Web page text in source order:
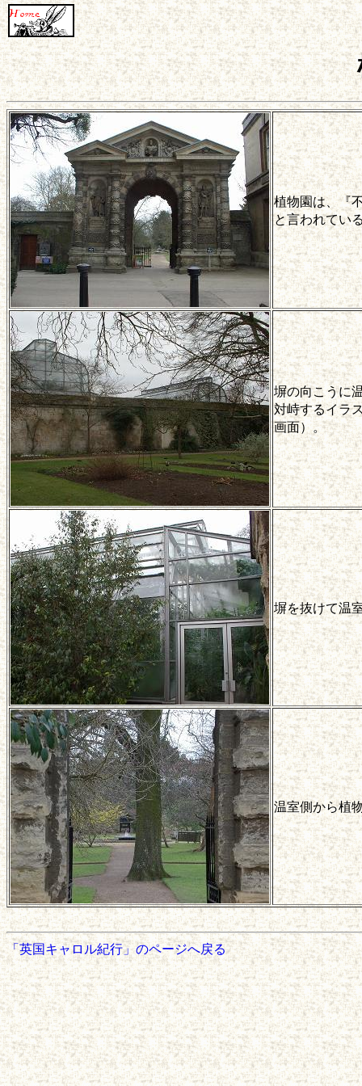
植物園は、『
と言われてい
塀の向こうに
対峙するイラ
画面）。
塀を抜けて温
温室側から植
「英国キャロル紀行」のページへ戻る